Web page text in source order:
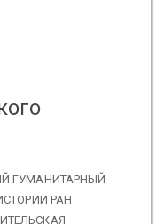
ГУМАНИТАРНЫЙ
РАН